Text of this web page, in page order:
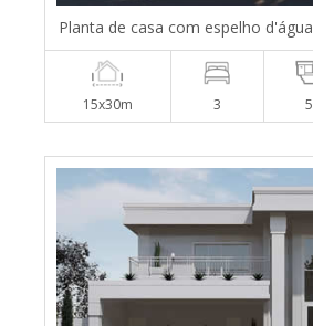
Planta de casa com espelho d'água
15x30m 3 5